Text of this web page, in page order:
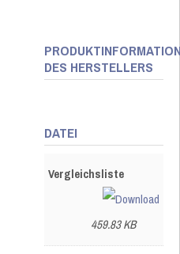
DES HERSTELLERS
DATEI
Vergleichsliste
459.83 KB